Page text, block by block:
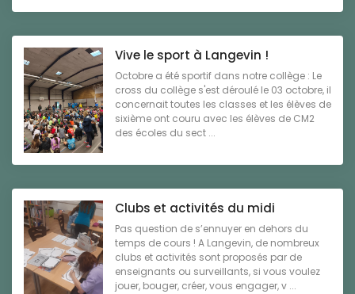
Vive le sport à Langevin !
Octobre a été sportif dans notre collège : Le
cross du collège s'est déroulé le 03 octobre, il
concernait toutes les classes et les élèves de
sixième ont couru avec les élèves de CM2
des écoles du sect ...
Clubs et activités du midi
Pas question de s’ennuyer en dehors du
temps de cours ! A Langevin, de nombreux
clubs et activités sont proposés par de
enseignants ou surveillants, si vous voulez
jouer, bouger, créer, vous engager, v ...